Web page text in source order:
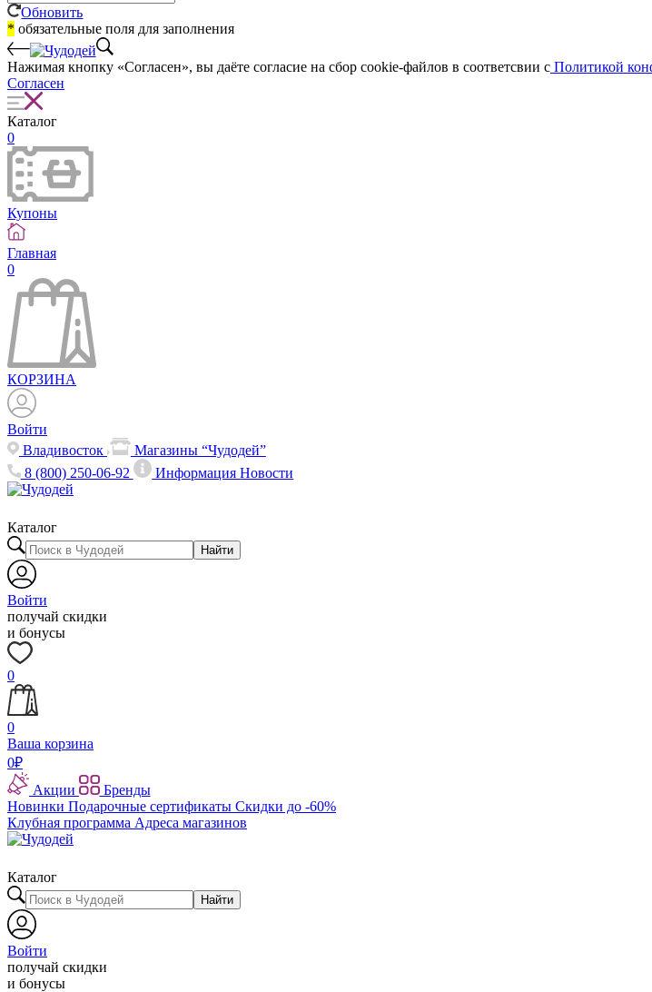
Обновить
* обязательные поля для заполнения
Нажимая кнопку «Согласен», вы даёте cогласие на сбор cookie-файлов в соответсвии с Политикой
Согласен
Каталог
0
Купоны
Главная
0
КОРЗИНА
Войти
Владивосток
Магазины “Чудодей”
8 (800) 250-06-92
ИнформацияНовости
Каталог
Найти
Войти
получай скидки
и бонусы
0
0
Ваша корзина
0₽
Акции
Бренды
Новинки Подарочные сертификаты Скидки до -60%
Клубная программа Адреса магазинов
Каталог
Найти
Войти
получай скидки
и бонусы